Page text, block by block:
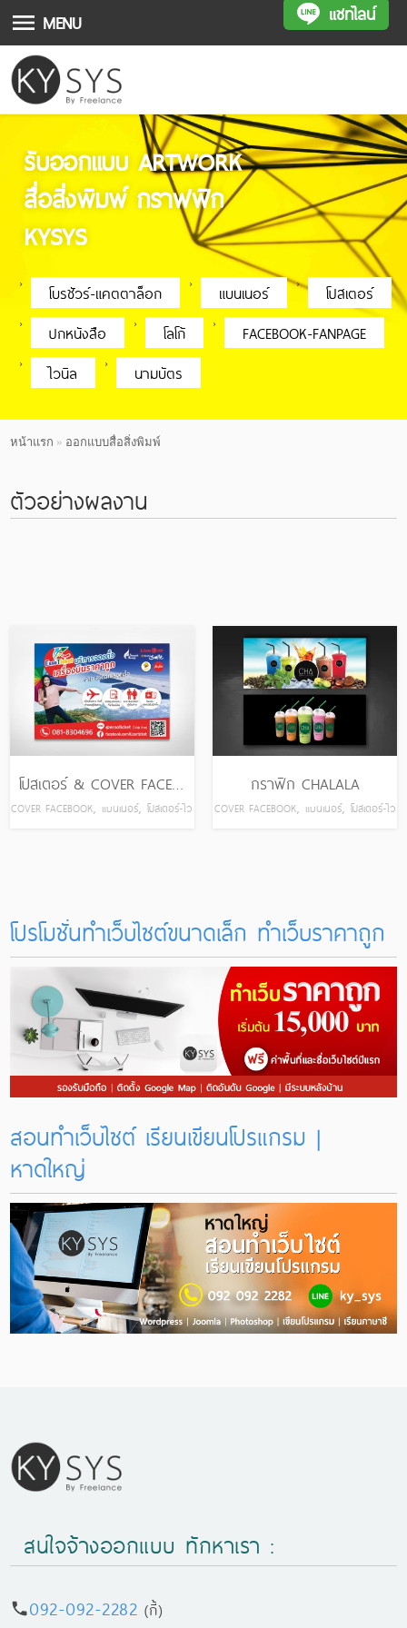
MENU แชทไลน์
รับออกแบบ ARTWORK
สื่อสิ่งพิมพ์ กราฟฟิก
KYSYS
โบรชัวร์-แคตตาล็อก แบนเนอร์
โปสเตอร์
ปกหนังสือ
โลโก้
FACEBOOK-FANPAGE
ไวนิล
นามบัตร
หน้าแรก » ออกแบบสื่อสิ่งพิมพ์
ตัวอย่างผลงาน
โบรชัวร์ แคตตา
ล็อก
โปสเตอร์-ไวนิล
โปสเตอร์ & COVER FACEBOOK ESSOTICKET
COVER FACEBOOK, แบนเนอร์,โปสเตอร์-ไว
กราฟิก CHALALA
COVER FACEBOOK, แบนเนอร์, โปสเตอร์-ไว
โปรโมชั่นทำเว็บไซต์ขนาดเล็ก ทําเว็บราคาถูก
สอนทำเว็บไซต์ เรียนเขียนโปรแกรม |
หาดใหญ่
สนใจจ้างออกแบบ ทักหาเรา :
092-092-2282 (กี้)